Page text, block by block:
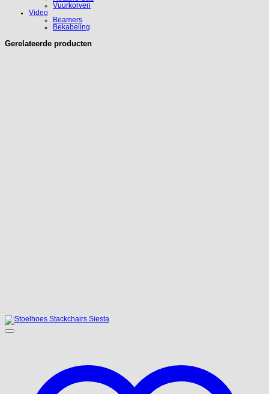
Vuurkorven
Video
Beamers
Bekabeling
Gerelateerde producten